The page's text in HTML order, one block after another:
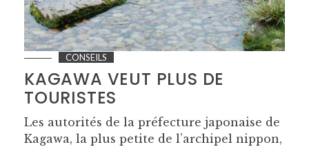
CONSEILS
KAGAWA VEUT PLUS DE
TOURISTES
Les autorités de la préfecture japonaise de
Kagawa, la plus petite de l’archipel nippon,